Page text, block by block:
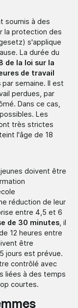
soumis à des
la protection des
s'applique
La durée du
de la loi sur la
de travail
par semaine. Il est
perdues, par
Dans ce cas,
Les
très strictes
l'âge de 18
doivent être
réduction de leur
entre 4,5 et 6
de 30 minutes , il
12 heures entre
être
jours est prévue.
contrôlé avec
liées à des temps
courtes.